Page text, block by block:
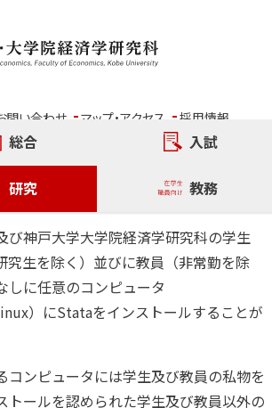
問い合わせ マップ・アクセス 採用情報
総合 入試
研究 教務
研究科で利用可能な
び神戸大学大学院経済学研究科の学生
究生を除く）並びに教員（非常勤を除
しに任意のコンピュータ
）にStataをインストールすることが
コンピュータには学生及び教員の私物を
トールを認められた学生及び教員以外の